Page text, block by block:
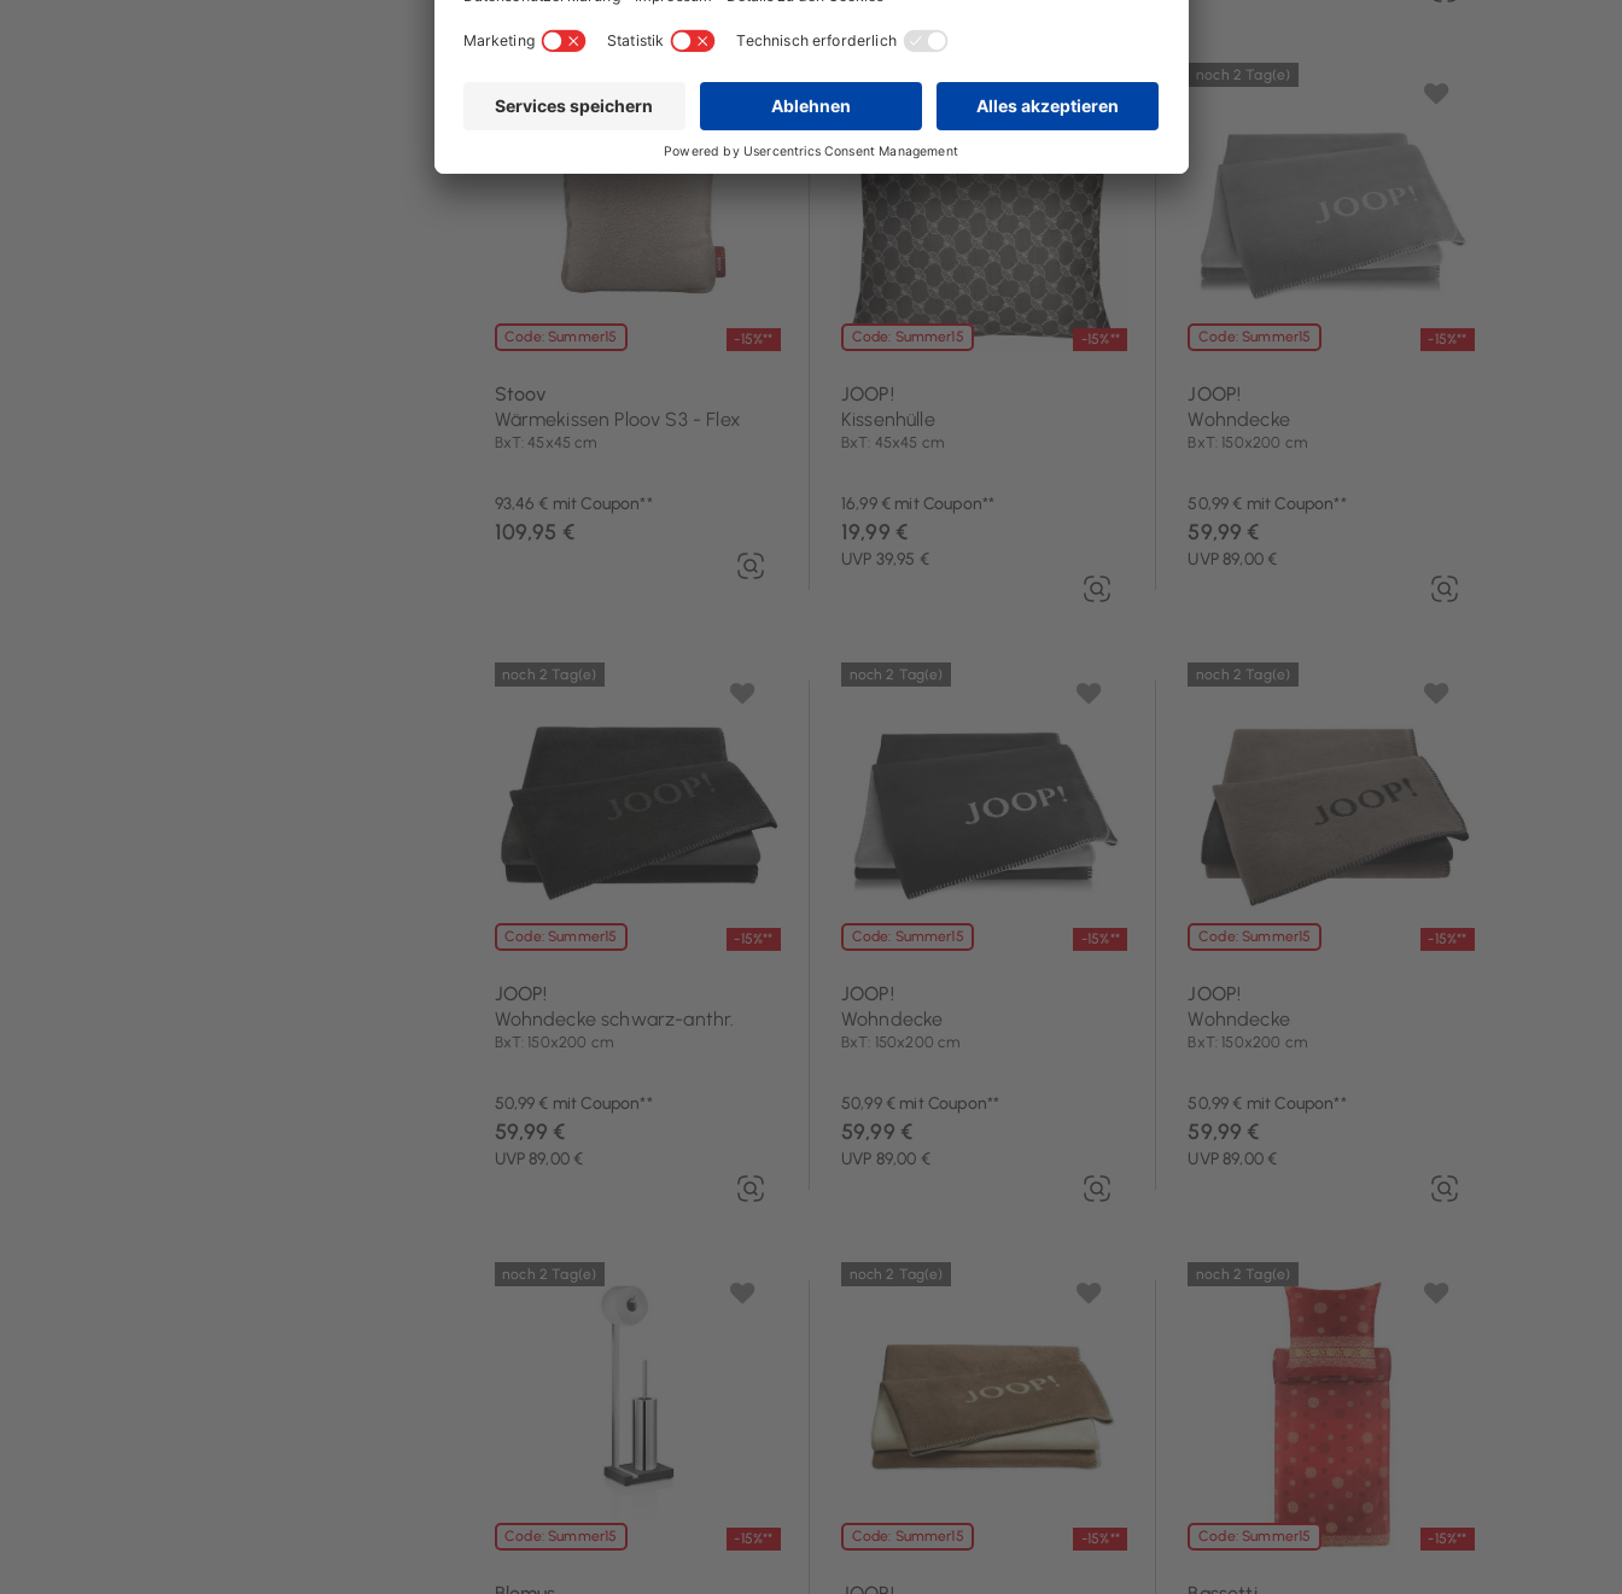
Code: Summer15 -15%**
Stoov
Wärmekissen Ploov S3 - Flex
BxT: 45x45 cm
93,46 € mit Coupon**
109,95 €
Code: Summer15 -15%**
JOOP!
Kissenhülle
BxT: 45x45 cm
16,99 € mit Coupon**
UVP 39,95 €
19,99 €
Code: Summer15 -15%**
noch 2 Tag(e)
JOOP!
Wohndecke
BxT: 150x200 cm
50,99 € mit Coupon**
UVP 89,00 €
59,99 €
Code: Summer15 -15%**
noch 2 Tag(e)
JOOP!
Wohndecke schwarz-anthr.
BxT: 150x200 cm
50,99 € mit Coupon**
UVP 89,00 €
59,99 €
Code: Summer15 -15%**
noch 2 Tag(e)
JOOP!
Wohndecke
BxT: 150x200 cm
50,99 € mit Coupon**
UVP 89,00 €
59,99 €
Code: Summer15 -15%**
noch 2 Tag(e)
JOOP!
Wohndecke
BxT: 150x200 cm
50,99 € mit Coupon**
UVP 89,00 €
59,99 €
Code: Summer15 -15%**
noch 2 Tag(e)
Code: Summer15 -15%**
noch 2 Tag(e)
Code: Summer15 -15%**
noch 2 Tag(e)